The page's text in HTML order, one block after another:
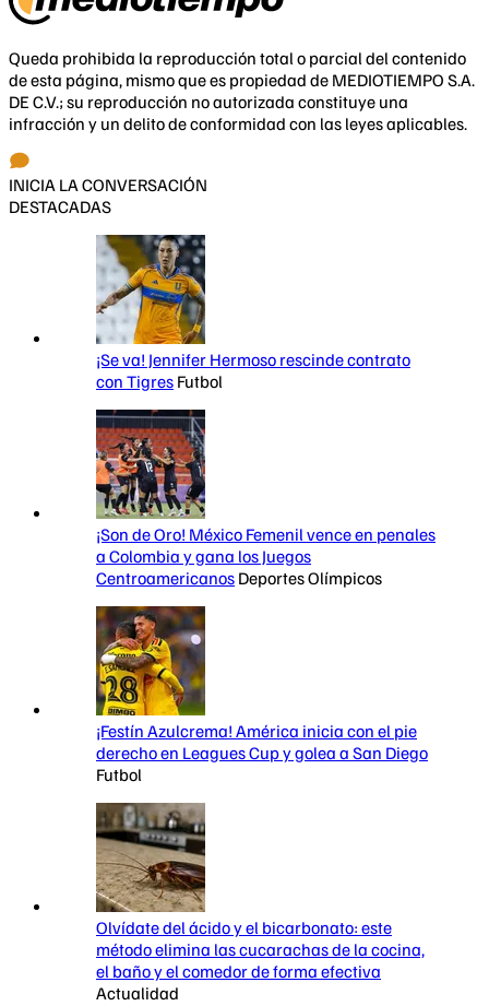
Queda prohibida la reproducción total o parcial del contenido
de esta página, mismo que es propiedad de MEDIOTIEMPO S.A.
DE C.V.; su reproducción no autorizada constituye una
infracción y un delito de conformidad con las leyes aplicables.
INICIA LA CONVERSACIÓN
DESTACADAS
¡Se va! Jennifer Hermoso rescinde contrato
con Tigres Futbol
¡Son de Oro! México Femenil vence en penales
a Colombia y gana los Juegos
Centroamericanos Deportes Olímpicos
¡Festín Azulcrema! América inicia con el pie
derecho en Leagues Cup y golea a San Diego
Futbol
Olvídate del ácido y el bicarbonato: este
método elimina las cucarachas de la cocina,
el baño y el comedor de forma efectiva
Actualidad